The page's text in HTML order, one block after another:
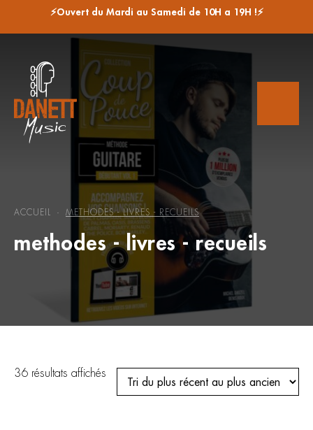
⚡Ouvert du Mardi au Samedi de 10H a 19H !⚡
methodes - livres - recueils
ACCUEIL - METHODES - LIVRES - RECUEILS
36 résultats affichés
plus